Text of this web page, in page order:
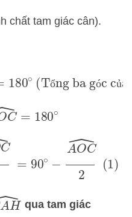
chất tam giác cân).
ổ ó ủ
180∘ (Tổng ba góc
C^ =180∘
^2 OC^2(1)
A H^qua tam giác